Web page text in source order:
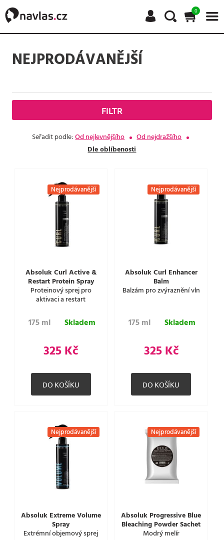
0
NEJPRODÁVANĚJŠÍ
FILTR
Seřadit podle:Od nejlevnějšího
Od nejdražšího
Dle oblíbenosti
Nejprodávanější
Absoluk Curl Active &
Restart Protein Spray
Proteinový sprej pro
aktivaci a restart
175 ml Skladem
325 Kč
Nejprodávanější
Absoluk Curl Enhancer
Balm
Balzám pro zvýraznění vln
175 ml Skladem
325 Kč
Nejprodávanější
Absoluk Extreme Volume
Spray
Extrémní objemový sprej
Nejprodávanější
Absoluk Progressive Blue
Bleaching Powder Sachet
Modrý melír